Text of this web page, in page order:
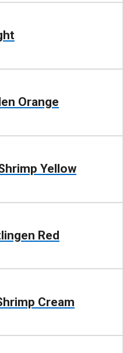
Orange
Yellow
Red
Cream